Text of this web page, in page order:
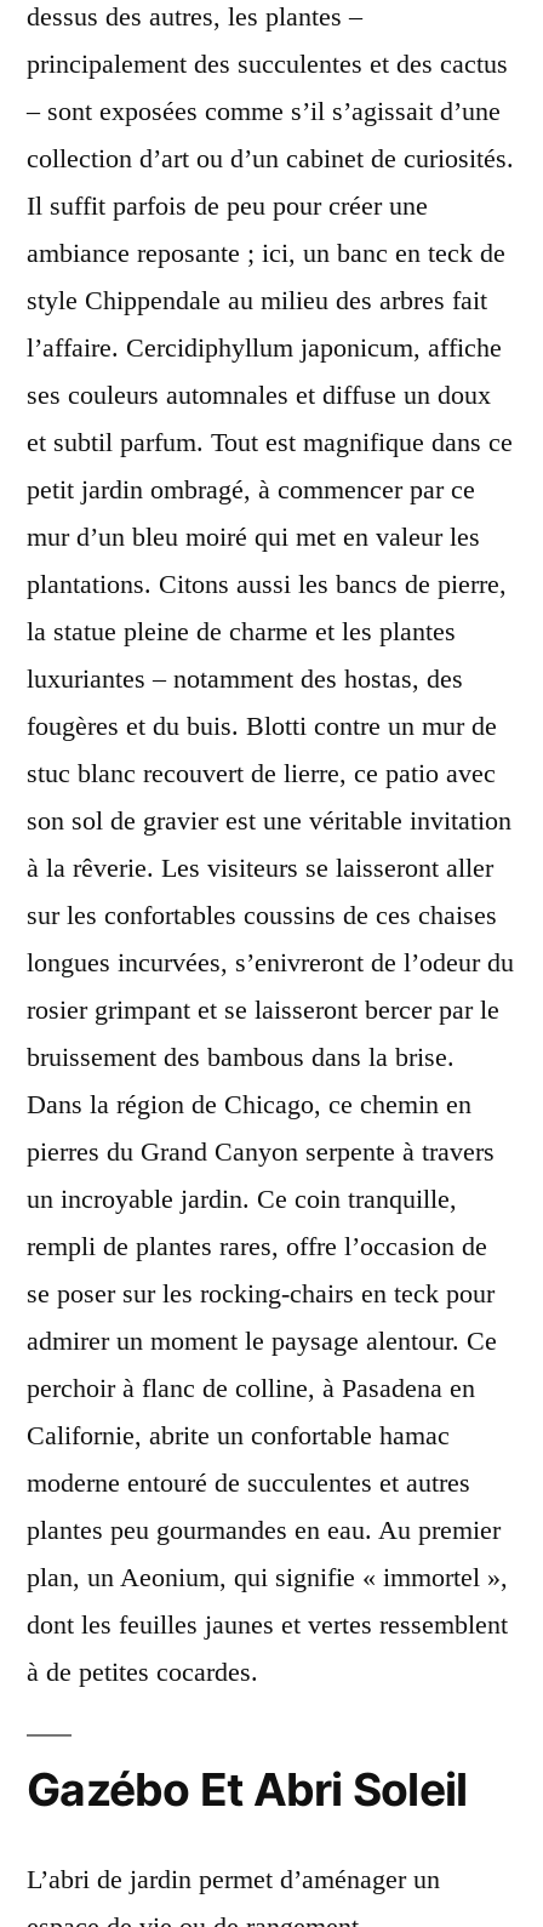
dessus des autres, les plantes –
principalement des succulentes et des cactus
– sont exposées comme s’il s’agissait d’une
collection d’art ou d’un cabinet de curiosités.
Il suffit parfois de peu pour créer une
ambiance reposante ; ici, un banc en teck de
style Chippendale au milieu des arbres fait
l’affaire. Cercidiphyllum japonicum, affiche
ses couleurs automnales et diffuse un doux
et subtil parfum. Tout est magnifique dans ce
petit jardin ombragé, à commencer par ce
mur d’un bleu moiré qui met en valeur les
plantations. Citons aussi les bancs de pierre,
la statue pleine de charme et les plantes
luxuriantes – notamment des hostas, des
fougères et du buis. Blotti contre un mur de
stuc blanc recouvert de lierre, ce patio avec
son sol de gravier est une véritable invitation
à la rêverie. Les visiteurs se laisseront aller
sur les confortables coussins de ces chaises
longues incurvées, s’enivreront de l’odeur du
rosier grimpant et se laisseront bercer par le
bruissement des bambous dans la brise.
Dans la région de Chicago, ce chemin en
pierres du Grand Canyon serpente à travers
un incroyable jardin. Ce coin tranquille,
rempli de plantes rares, offre l’occasion de
se poser sur les rocking-chairs en teck pour
admirer un moment le paysage alentour. Ce
perchoir à flanc de colline, à Pasadena en
Californie, abrite un confortable hamac
moderne entouré de succulentes et autres
plantes peu gourmandes en eau. Au premier
plan, un Aeonium, qui signifie « immortel »,
dont les feuilles jaunes et vertes ressemblent
à de petites cocardes.
Gazébo Et Abri Soleil
L’abri de jardin permet d’aménager un